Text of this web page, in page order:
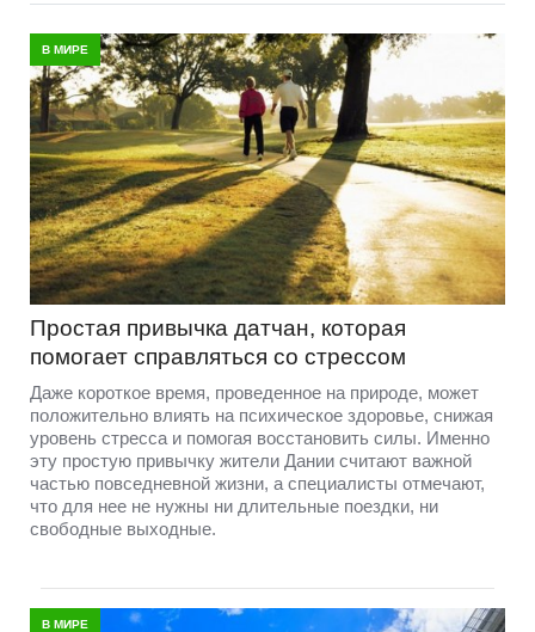
В МИРЕ
Простая привычка датчан, которая
помогает справляться со стрессом
Даже короткое время, проведенное на природе, может
положительно влиять на психическое здоровье, снижая
уровень стресса и помогая восстановить силы. Именно
эту простую привычку жители Дании считают важной
частью повседневной жизни, а специалисты отмечают,
что для нее не нужны ни длительные поездки, ни
свободные выходные.
В МИРЕ